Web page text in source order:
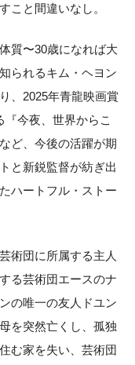
こと間違いなし。
質〜30歳になれば大
られるキム・ヘヨン
、2025年青龍映画賞
今夜、世界からこ
ど、今後の活躍が期
と新鋭監督が紡ぎ出
ハートフル・ストー
術団に所属する主人
る芸術団エースのナ
の唯一の友人ドユン
を突然亡くし、孤独
む家を失い、芸術団